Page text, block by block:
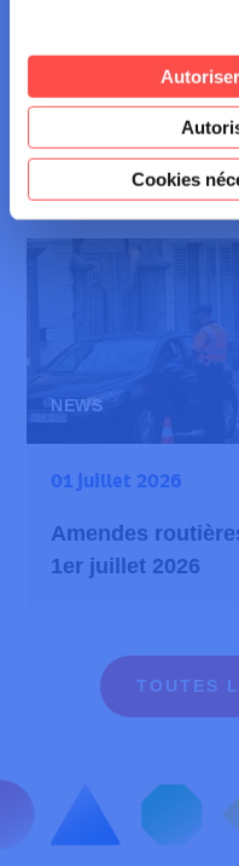
Cookies
06 juillet 2026
Les bons gestes
des vacances
NEWS
01 juillet 2026
Amendes
1er juillet 2026
TOUTES